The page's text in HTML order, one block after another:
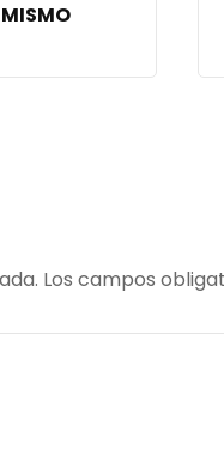
Los campos